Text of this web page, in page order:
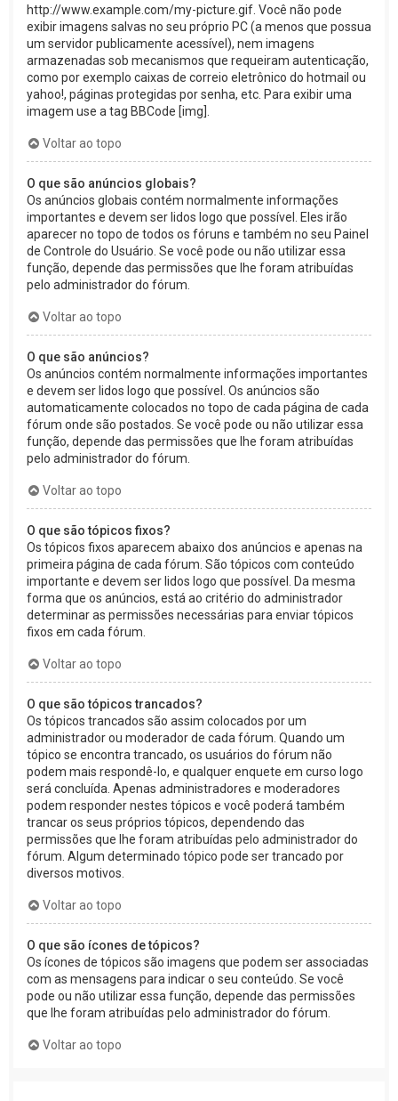
http://www.example.com/my-picture.gif. Você não pode
exibir imagens salvas no seu próprio PC (a menos que possua
um servidor publicamente acessível), nem imagens
armazenadas sob mecanismos que requeiram autenticação,
como por exemplo caixas de correio eletrônico do hotmail ou
yahoo!, páginas protegidas por senha, etc. Para exibir uma
imagem use a tag BBCode [img].
Voltar ao topo
O que são anúncios globais?
Os anúncios globais contém normalmente informações
importantes e devem ser lidos logo que possível. Eles irão
aparecer no topo de todos os fóruns e também no seu Painel
de Controle do Usuário. Se você pode ou não utilizar essa
função, depende das permissões que lhe foram atribuídas
pelo administrador do fórum.
Voltar ao topo
O que são anúncios?
Os anúncios contém normalmente informações importantes
e devem ser lidos logo que possível. Os anúncios são
automaticamente colocados no topo de cada página de cada
fórum onde são postados. Se você pode ou não utilizar essa
função, depende das permissões que lhe foram atribuídas
pelo administrador do fórum.
Voltar ao topo
O que são tópicos fixos?
Os tópicos fixos aparecem abaixo dos anúncios e apenas na
primeira página de cada fórum. São tópicos com conteúdo
importante e devem ser lidos logo que possível. Da mesma
forma que os anúncios, está ao critério do administrador
determinar as permissões necessárias para enviar tópicos
fixos em cada fórum.
Voltar ao topo
O que são tópicos trancados?
Os tópicos trancados são assim colocados por um
administrador ou moderador de cada fórum. Quando um
tópico se encontra trancado, os usuários do fórum não
podem mais respondê-lo, e qualquer enquete em curso logo
será concluída. Apenas administradores e moderadores
podem responder nestes tópicos e você poderá também
trancar os seus próprios tópicos, dependendo das
permissões que lhe foram atribuídas pelo administrador do
fórum. Algum determinado tópico pode ser trancado por
diversos motivos.
Voltar ao topo
O que são ícones de tópicos?
Os ícones de tópicos são imagens que podem ser associadas
com as mensagens para indicar o seu conteúdo. Se você
pode ou não utilizar essa função, depende das permissões
que lhe foram atribuídas pelo administrador do fórum.
Voltar ao topo